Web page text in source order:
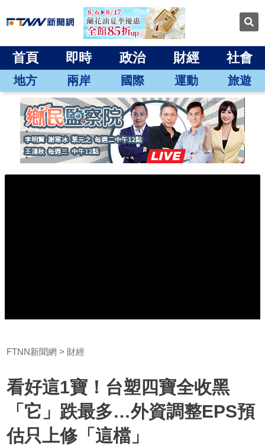
首頁 即時 政治 財經 社會
地方 兩岸 國際 運動 旅遊
FTNN新聞網 財經
看好這1寶！台塑四寶全收黑
「它」跌最多…外資調整EPS預
估只上修「這檔」